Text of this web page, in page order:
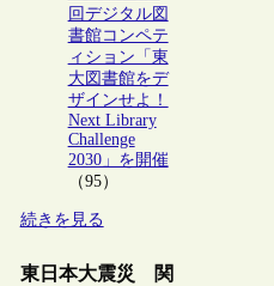
回デジタル図
書館コンペテ
ィション「東
大図書館をデ
ザインせよ！
Next Library
Challenge
2030」を開催
（95）
続きを見る
東日本大震災 関